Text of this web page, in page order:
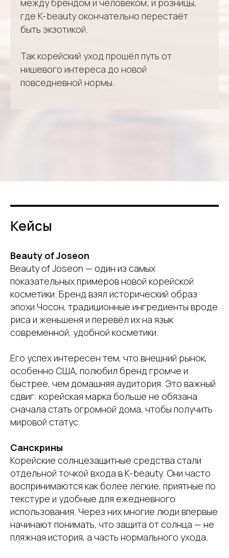
между брендом и человеком; и розницы,
где K-beauty окончательно перестаёт
быть экзотикой.
Так корейский уход прошёл путь от
нишевого интереса до новой
повседневной нормы.
Кейсы
Beauty of Joseon
Beauty of Joseon — один из самых
показательных примеров новой корейской
косметики. Бренд взял исторический образ
эпохи Чосон, традиционные ингредиенты вроде
риса и женьшеня и перевёл их на язык
современной, удобной косметики.
Его успех интересен тем, что внешний рынок,
особенно США, полюбил бренд громче и
быстрее, чем домашняя аудитория. Это важный
сдвиг: корейская марка больше не обязана
сначала стать огромной дома, чтобы получить
мировой статус.
Санскрины
Корейские солнцезащитные средства стали
отдельной точкой входа в K-beauty. Они часто
воспринимаются как более лёгкие, приятные по
текстуре и удобные для ежедневного
использования. Через них многие люди впервые
начинают понимать, что защита от солнца — не
пляжная история, а часть нормального ухода.